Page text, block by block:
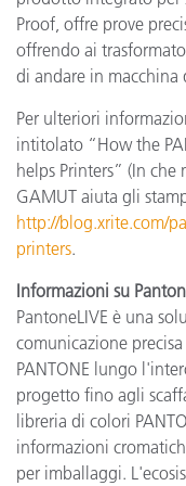
Proof, offre prove
offrendo ai
di andare in macchina
Per ulteriori
intitolato “How the
helps Printers” (In che
GAMUT aiuta gli
http://blog.xrite.com/
printers.
Informazioni su
PantoneLIVE è una
comunicazione
PANTONE lungo
progetto fino agli
libreria di colori
informazioni
per imballaggi.